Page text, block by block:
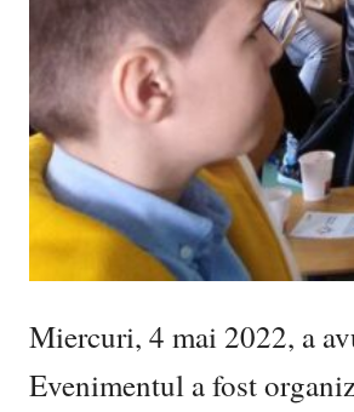
Miercuri, 4 mai 2022, a
Evenimentul a fost